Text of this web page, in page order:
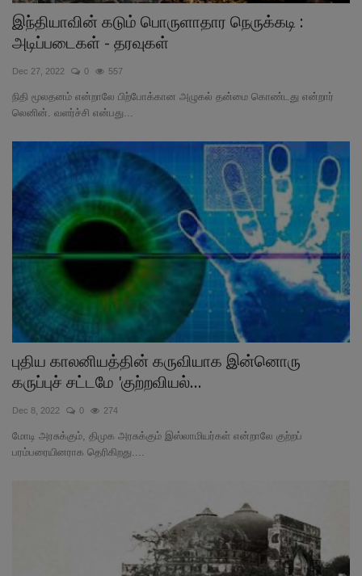
இந்தியாவின் கடும் பொருளாதார நெருக்கடி :
அடிப்படைகள் - தரவுகள்
Dec 27, 2022 0 557
நிதி மூலதனம் என்றாலே பிற்போக்கான அழுகல் தன்மை கொண்டது என்றார்
லெனின். வளர்ச்சி என்பது...
புதிய காலனியத்தின் கருவியாக இன்னொரு
கருப்புச் சட்டமே 'குற்றவியல்...
Dec 8, 2022 0 274
மோடி அரசுக்கும், திமுக அரசுக்கும் இஸ்லாமியர்கள் என்றாலே குற்றப்
பரம்பரையினராக தெரிகிறது....